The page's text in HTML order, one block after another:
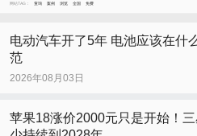
网站TAG： 查询 案例 浏览 全国 免费
电动汽车开了5年 电池应该在什
范
2026年08月03日
苹果18涨价2000元只是开始！